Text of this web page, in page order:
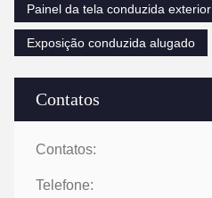
Contatos
Contatos:
Telefone:
Painel da tela conduzida exterior
Exposição conduzida alugado